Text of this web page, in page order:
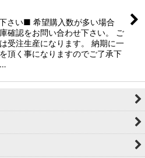
さい■ 希望購入数が多い場合
確認をお問い合わせ下さい。 ご
受注生産になります。 納期に一
頂く事になりますのでご了承下